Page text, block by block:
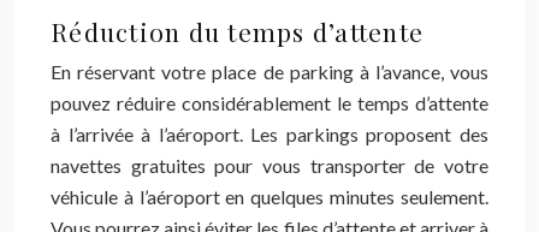
Réduction du temps d’attente
En réservant votre place de parking à l’avance, vous
pouvez réduire considérablement le temps d’attente
à l’arrivée à l’aéroport. Les parkings proposent des
navettes gratuites pour vous transporter de votre
véhicule à l’aéroport en quelques minutes seulement.